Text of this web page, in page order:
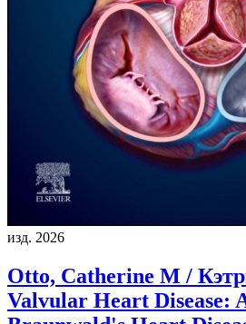
изд. 2026
Otto, Catherine M /
Valvular Heart Disease: